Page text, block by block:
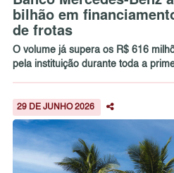
bilhão em
de frotas
O volume já supera os R$ 616
pela instituição durante toda a
29 DE JUNHO 2026